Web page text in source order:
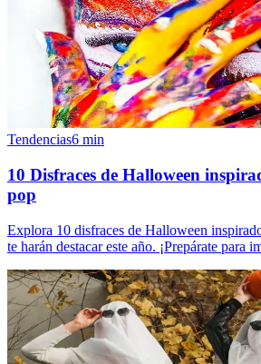
Tendencias6 min
10 Disfraces de Halloween
pop
Explora 10 disfraces de Halloween
te harán destacar este año. ¡Prepárate para